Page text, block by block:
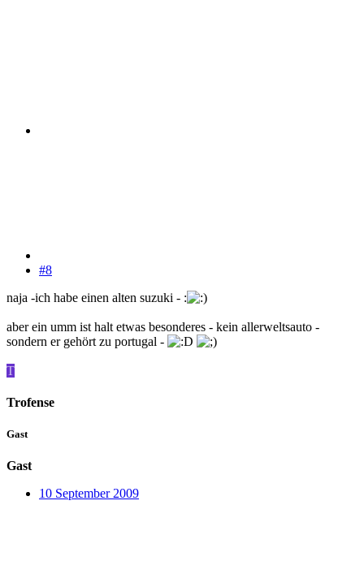
#8
naja -ich habe einen alten suzuki - :
aber ein umm ist halt etwas besonderes - kein allerweltsauto -
sondern er gehört zu portugal -
T
Trofense
Gast
Gast
10 September 2009